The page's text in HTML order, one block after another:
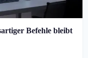
Befehle bleibt